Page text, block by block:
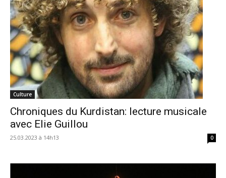
Culture
Chroniques du Kurdistan: lecture musicale
avec Elie Guillou
25.03.2023 à 14h13 0